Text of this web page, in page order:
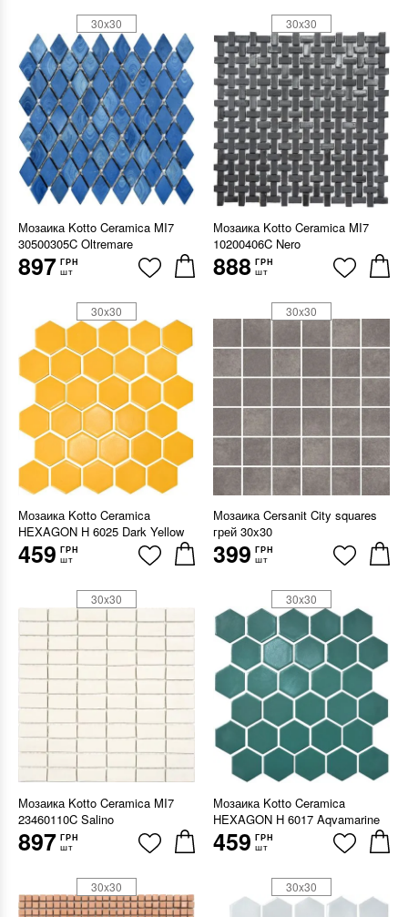
Мозаика Kotto Ceramica MI7
30500305C Oltremare
897 ГРН
шт
30x30
Мозаика Kotto Ceramica MI7
10200406C Nero
888 ГРН
шт
30x30
Мозаика Kotto Ceramica
HEXAGON H 6025 Dark Yellow
459 ГРН
шт
30x30
Мозаика Cersanit City squares
грей 30x30
399 ГРН
шт
30x30
Мозаика Kotto Ceramica MI7
23460110C Salino
897 ГРН
шт
30x30
Мозаика Kotto Ceramica
HEXAGON H 6017 Aqvamarine
459 ГРН
шт
30x30
30x30 30x30